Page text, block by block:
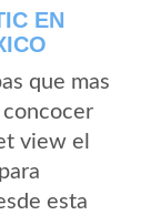
EN
que mas
concocer
view el
esta